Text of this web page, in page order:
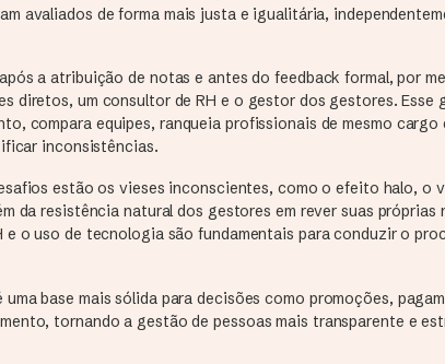
avaliados de forma mais justa e igualitária,
a atribuição de notas e antes do feedback formal, por
diretos, um consultor de RH e o gestor dos gestores. Esse
compara equipes, ranqueia profissionais de mesmo
inconsistências.
estão os vieses inconscientes, como o efeito halo, o
da resistência natural dos gestores em rever suas próprias
e o uso de tecnologia são fundamentais para conduzir o
base mais sólida para decisões como promoções,
tornando a gestão de pessoas mais transparente e